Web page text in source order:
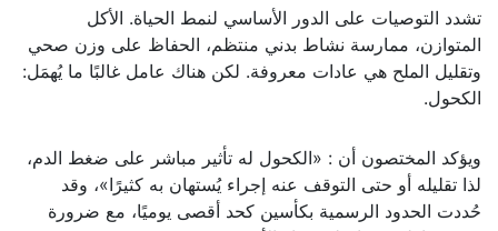
تشدد التوصيات على الدور الأساسي لنمط الحياة. الأكل
المتوازن، ممارسة نشاط بدني منتظم، الحفاظ على وزن صحي
وتقليل الملح هي عادات معروفة. لكن هناك عامل غالبًا ما يُهمَل:
الكحول.
ويؤكد المختصون أن : «الكحول له تأثير مباشر على ضغط الدم،
لذا تقليله أو حتى التوقف عنه إجراء يُستهان به كثيرًا»، وقد
حُددت الحدود الرسمية بكأسين كحد أقصى يوميًا، مع ضرورة